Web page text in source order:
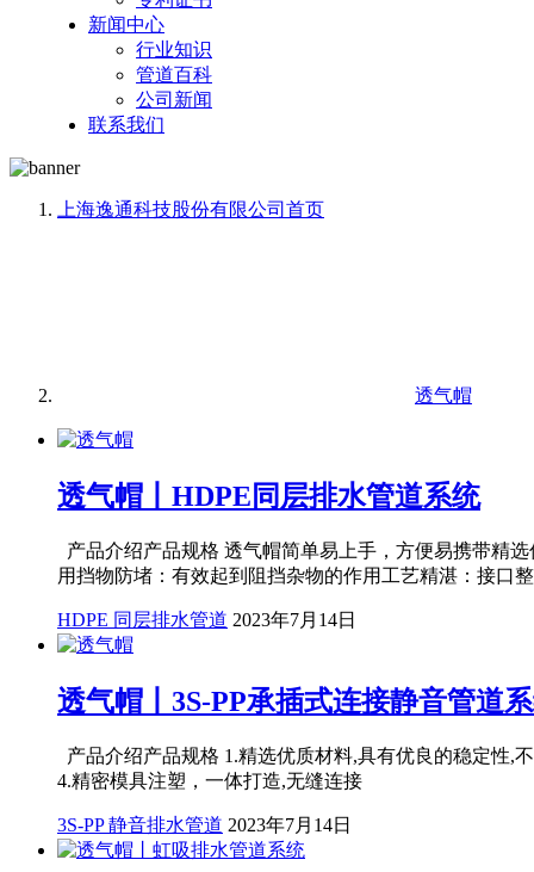
新闻中心
行业知识
管道百科
公司新闻
联系我们
上海逸通科技股份有限公司 首页
透气帽
透气帽丨HDPE同层排水管道系统
产品介绍产品规格 透气帽简单易上手，方便易携带精
用挡物防堵：有效起到阻挡杂物的作用工艺精湛：
HDPE 同层排水管道 2023年7月14日
透气帽丨3S-PP承插式连接静音管道
产品介绍产品规格 1.精选优质材料,具有优良的稳定性,
4.精密模具注塑，一体打造,无缝连接
3S-PP 静音排水管道 2023年7月14日